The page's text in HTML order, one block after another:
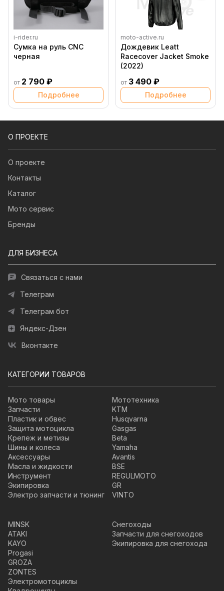
i-rider.ru
Сумка на руль CNC
черная
от 2 790 ₽
Подробнее
moto-active.ru
Дождевик Leatt
Racecover Jacket Smoke
(2022)
от 3 490 ₽
Подробнее
О ПРОЕКТЕ
О проекте
Контакты
Каталог
Мото сервис
Бренды
ДЛЯ БИЗНЕСА
Связаться с нами
Телеграм
Телеграм бот
Яндекс-Дзен
Вконтакте
КАТЕГОРИИ ТОВАРОВ
Мото товары
Запчасти
Пластик и обвес
Защита мотоцикла
Крепеж и метизы
Шины и колеса
Аксессуары
Масла и жидкости
Инструмент
Экипировка
Электро запчасти и тюнинг
Мототехника
KTM
Husqvarna
Gasgas
Beta
Yamaha
Avantis
BSE
REGULMOTO
GR
VINTO
MINSK
ATAKI
KAYO
Progasi
GROZA
ZONTES
Электромотоциклы
Снегоходы
Запчасти для снегоходов
Экипировка для снегохода